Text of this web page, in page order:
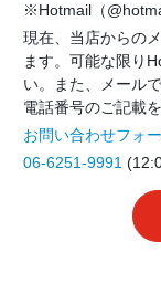
※Hotmail（
現在、当店からの
ます。可能な限り
い。また、メール
電話番号のご記載
お問い合わせフォ
06-6251-9991